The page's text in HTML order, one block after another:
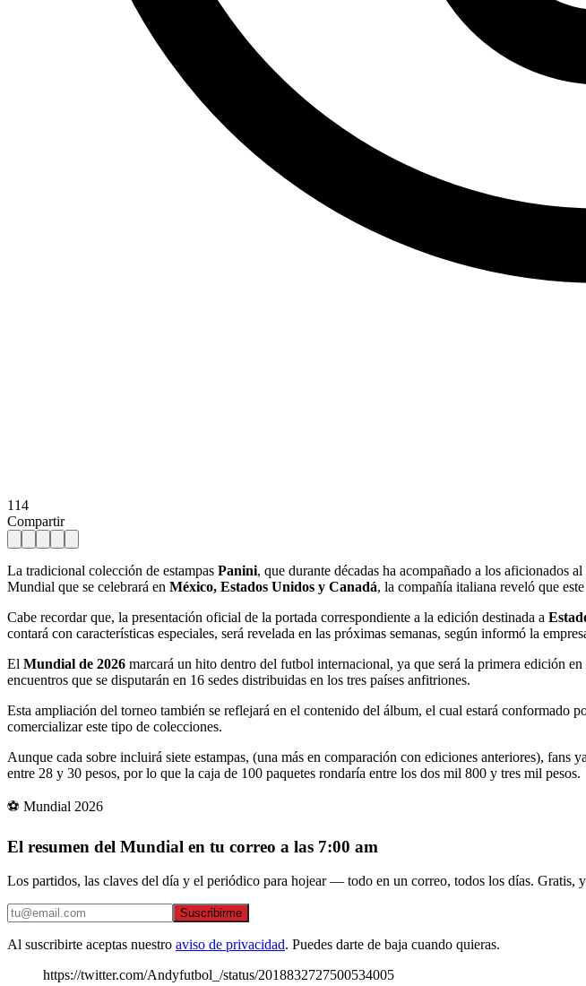
114
Compartir
La tradicional colección de estampas Panini, que durante décadas ha acompañado a los aficionados
Mundial que se celebrará en México, Estados Unidos y Canadá, la compañía italiana reveló que
Cabe recordar que, la presentación oficial de la portada correspondiente a la edición destinada a
contará con características especiales, será revelada en las próximas semanas, según informó la
El Mundial de 2026 marcará un hito dentro del futbol internacional, ya que será la primera edición
encuentros que se disputarán en 16 sedes distribuidas en los tres países anfitriones.
Esta ampliación del torneo también se reflejará en el contenido del álbum, el cual estará conformado
comercializar este tipo de colecciones.
Aunque cada sobre incluirá siete estampas, (una más en comparación con ediciones anteriores), fans
entre 28 y 30 pesos, por lo que la caja de 100 paquetes rondaría entre los dos mil 800 y tres mil pesos.
⚽ Mundial 2026
El resumen del Mundial en tu correo a las 7:00 am
Los partidos, las claves del día y el periódico para hojear — todo en un correo, todos los días. Gratis,
Suscribirme
Al suscribirte aceptas nuestro aviso de privacidad. Puedes darte de baja cuando quieras.
https://twitter.com/Andyfutbol_/status/2018832727500534005